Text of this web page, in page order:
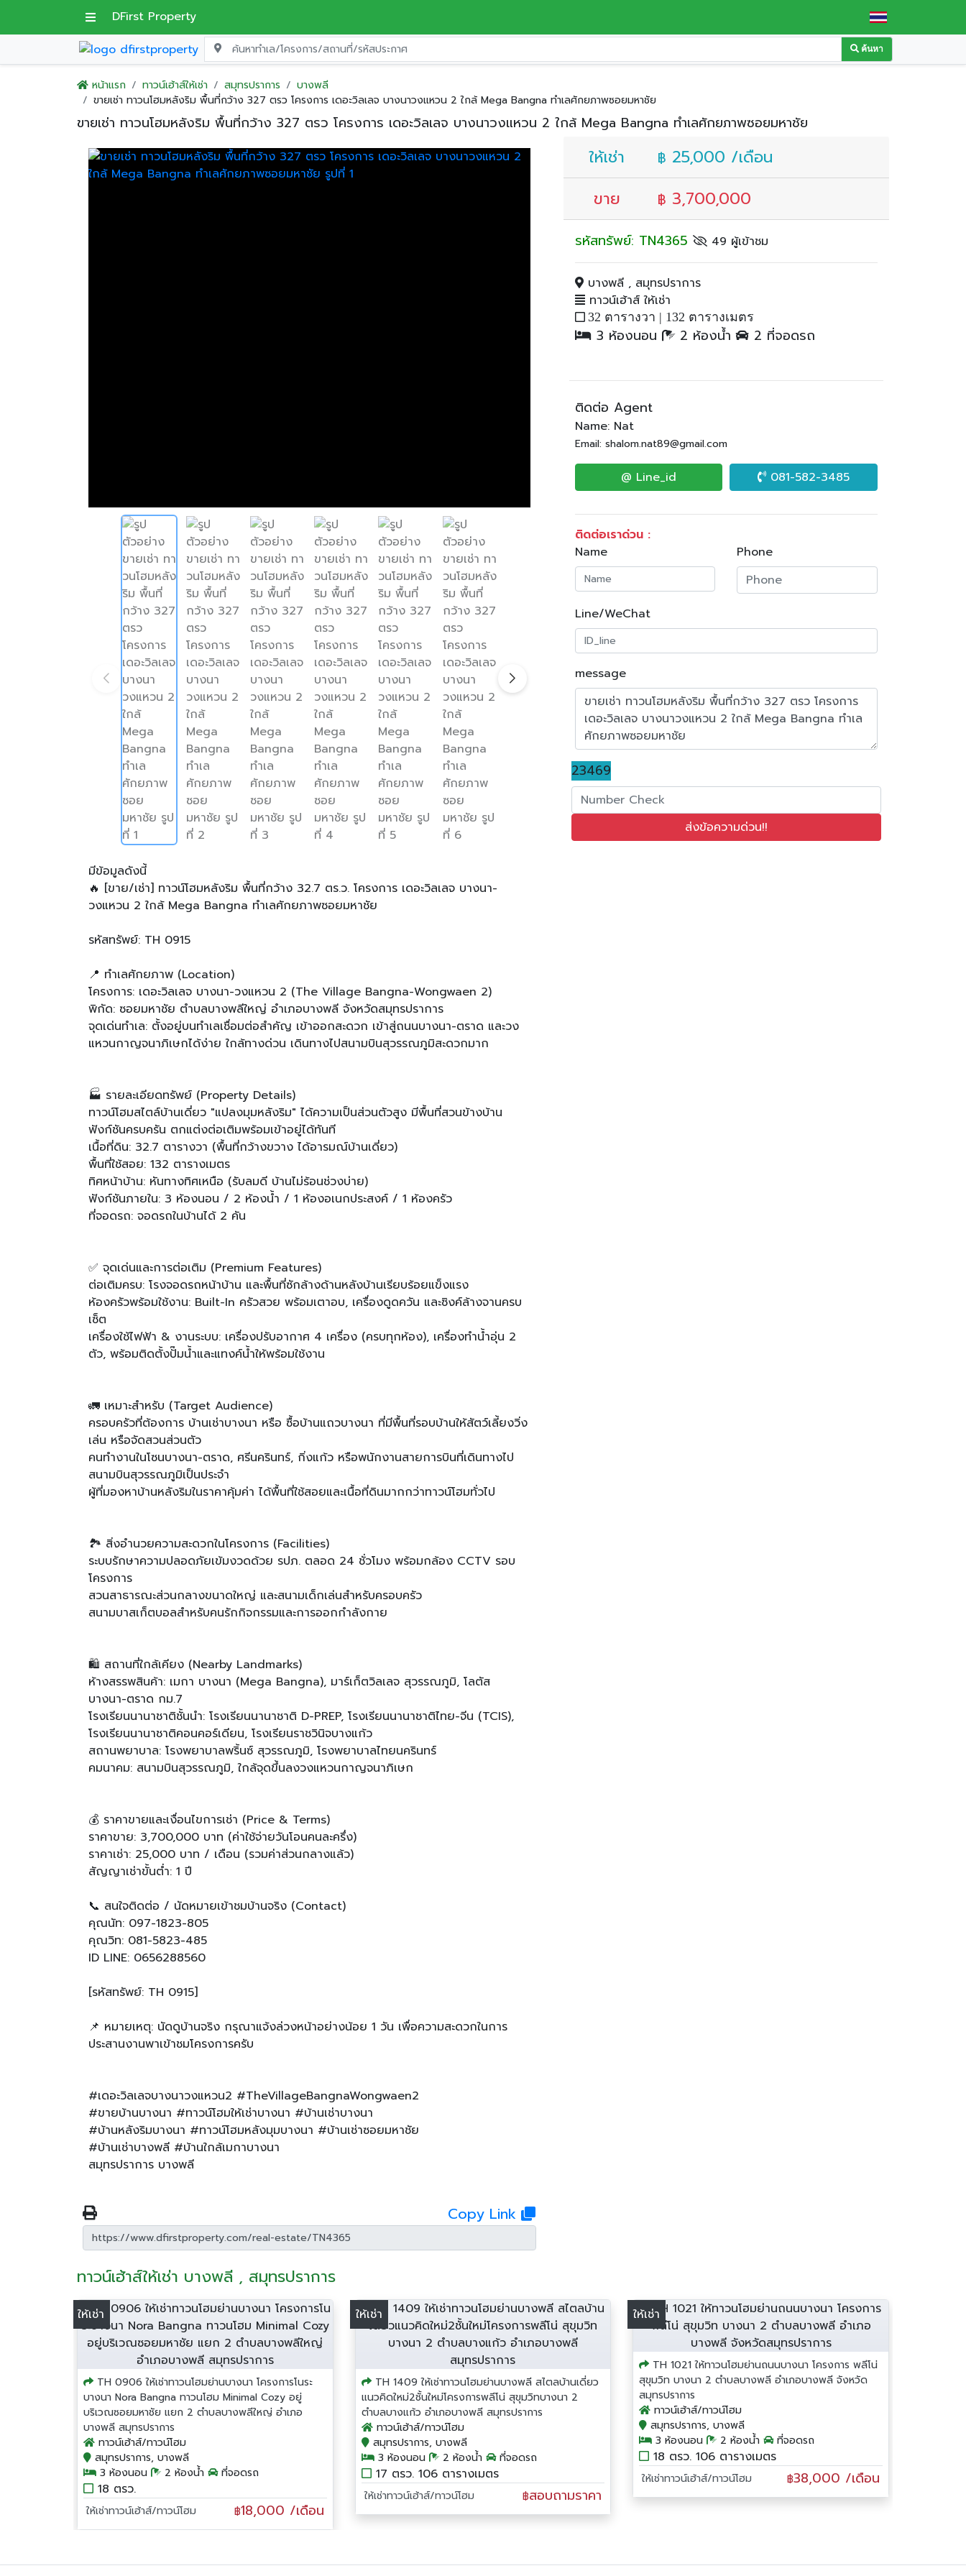
DFirst Property
ค้นหา
หน้าแรก ทาวน์เฮ้าส์ให้เช่า สมุทรปราการ
บางพลี
ขายเช่า ทาวนโฮมหลังริม พื้นที่กว้าง 327 ตรว โครงการ เดอะวิลเลจ บางนาวงแหวน 2 ใกล้ Mega Bangna ทำเลศักยภาพซอยมหาชัย
ขายเช่า ทาวนโฮมหลังริม พื้นที่กว้าง 327 ตรว โครงการ เดอะวิลเลจ บางนาวงแหวน 2 ใกล้ Mega Bangna ทำเลศักยภาพซอยมหาชัย
มีข้อมูลดังนี้
🔥 [ขาย/เช่า] ทาวน์โฮมหลังริม พื้นที่กว้าง 32.7 ตร.ว. โครงการ เดอะวิลเลจ บางนา-
วงแหวน 2 ใกล้ Mega Bangna ทำเลศักยภาพซอยมหาชัย
รหัสทรัพย์: TH 0915
📍 ทำเลศักยภาพ (Location)
โครงการ: เดอะวิลเลจ บางนา-วงแหวน 2 (The Village Bangna-Wongwaen 2)
พิกัด: ซอยมหาชัย ตำบลบางพลีใหญ่ อำเภอบางพลี จังหวัดสมุทรปราการ
จุดเด่นทำเล: ตั้งอยู่บนทำเลเชื่อมต่อสำคัญ เข้าออกสะดวก เข้าสู่ถนนบางนา-ตราด และวง
แหวนกาญจนาภิเษกได้ง่าย ใกล้ทางด่วน เดินทางไปสนามบินสุวรรณภูมิสะดวกมาก
🏭 รายละเอียดทรัพย์ (Property Details)
ทาวน์โฮมสไตล์บ้านเดี่ยว "แปลงมุมหลังริม" ได้ความเป็นส่วนตัวสูง มีพื้นที่สวนข้างบ้าน
ฟังก์ชันครบครัน ตกแต่งต่อเติมพร้อมเข้าอยู่ได้ทันที
เนื้อที่ดิน: 32.7 ตารางวา (พื้นที่กว้างขวาง ได้อารมณ์บ้านเดี่ยว)
พื้นที่ใช้สอย: 132 ตารางเมตร
ทิศหน้าบ้าน: หันทางทิศเหนือ (รับลมดี บ้านไม่ร้อนช่วงบ่าย)
ฟังก์ชันภายใน: 3 ห้องนอน / 2 ห้องน้ำ / 1 ห้องอเนกประสงค์ / 1 ห้องครัว
ที่จอดรถ: จอดรถในบ้านได้ 2 คัน
✅ จุดเด่นและการต่อเติม (Premium Features)
ต่อเติมครบ: โรงจอดรถหน้าบ้าน และพื้นที่ซักล้างด้านหลังบ้านเรียบร้อยแข็งแรง
ห้องครัวพร้อมใช้งาน: Built-In ครัวสวย พร้อมเตาอบ, เครื่องดูดควัน และซิงค์ล้างจานครบ
เซ็ต
เครื่องใช้ไฟฟ้า & งานระบบ: เครื่องปรับอากาศ 4 เครื่อง (ครบทุกห้อง), เครื่องทำน้ำอุ่น 2
ตัว, พร้อมติดตั้งปั๊มน้ำและแทงค์น้ำให้พร้อมใช้งาน
🚛 เหมาะสำหรับ (Target Audience)
ครอบครัวที่ต้องการ บ้านเช่าบางนา หรือ ซื้อบ้านแถวบางนา ที่มีพื้นที่รอบบ้านให้สัตว์เลี้ยงวิ่ง
เล่น หรือจัดสวนส่วนตัว
คนทำงานในโซนบางนา-ตราด, ศรีนครินทร์, กิ่งแก้ว หรือพนักงานสายการบินที่เดินทางไป
สนามบินสุวรรณภูมิเป็นประจำ
ผู้ที่มองหาบ้านหลังริมในราคาคุ้มค่า ได้พื้นที่ใช้สอยและเนื้อที่ดินมากกว่าทาวน์โฮมทั่วไป
🏞️ สิ่งอำนวยความสะดวกในโครงการ (Facilities)
ระบบรักษาความปลอดภัยเข้มงวดด้วย รปภ. ตลอด 24 ชั่วโมง พร้อมกล้อง CCTV รอบ
โครงการ
สวนสาธารณะส่วนกลางขนาดใหญ่ และสนามเด็กเล่นสำหรับครอบครัว
สนามบาสเก็ตบอลสำหรับคนรักกิจกรรมและการออกกำลังกาย
🛍️ สถานที่ใกล้เคียง (Nearby Landmarks)
ห้างสรรพสินค้า: เมกา บางนา (Mega Bangna), มาร์เก็ตวิลเลจ สุวรรณภูมิ, โลตัส
บางนา-ตราด กม.7
โรงเรียนนานาชาติชั้นนำ: โรงเรียนนานาชาติ D-PREP, โรงเรียนนานาชาติไทย-จีน (TCIS),
โรงเรียนนานาชาติคอนคอร์เดียน, โรงเรียนราชวินิจบางแก้ว
สถานพยาบาล: โรงพยาบาลพริ้นซ์ สุวรรณภูมิ, โรงพยาบาลไทยนครินทร์
คมนาคม: สนามบินสุวรรณภูมิ, ใกล้จุดขึ้นลงวงแหวนกาญจนาภิเษก
💰 ราคาขายและเงื่อนไขการเช่า (Price & Terms)
ราคาขาย: 3,700,000 บาท (ค่าใช้จ่ายวันโอนคนละครึ่ง)
ราคาเช่า: 25,000 บาท / เดือน (รวมค่าส่วนกลางแล้ว)
สัญญาเช่าขั้นต่ำ: 1 ปี
📞 สนใจติดต่อ / นัดหมายเข้าชมบ้านจริง (Contact)
คุณนัท: 097-1823-805
คุณวิท: 081-5823-485
ID LINE: 0656288560
[รหัสทรัพย์: TH 0915]
📌 หมายเหตุ: นัดดูบ้านจริง กรุณาแจ้งล่วงหน้าอย่างน้อย 1 วัน เพื่อความสะดวกในการ
ประสานงานพาเข้าชมโครงการครับ
#เดอะวิลเลจบางนาวงแหวน2 #TheVillageBangnaWongwaen2
#ขายบ้านบางนา #ทาวน์โฮมให้เช่าบางนา #บ้านเช่าบางนา
#บ้านหลังริมบางนา #ทาวน์โฮมหลังมุมบางนา #บ้านเช่าซอยมหาชัย
#บ้านเช่าบางพลี #บ้านใกล้เมกาบางนา
สมุทรปราการ บางพลี
Copy Link
ให้เช่า ฿ 25,000 /เดือน
ขาย
฿ 3,700,000
รหัสทรัพย์: TN4365 49 ผู้เข้าชม
บางพลี , สมุทรปราการ
ทาวน์เฮ้าส์ ให้เช่า
32 ตารางวา | 132 ตารางเมตร
3 ห้องนอน 2 ห้องน้ำ 2 ที่จอดรถ
ติดต่อ Agent
Name: Nat
Email: shalom.nat89@gmail.com
@ Line_id 081-582-3485
ติดต่อเราด่วน :
Name
Phone
Line/WeChat
message
23469
ทาวน์เฮ้าส์ให้เช่า บางพลี , สมุทรปราการ
ให้เช่า
TH 0906 ให้เช่าทาวนโฮมย่านบางนา โครงการโนระ
บางนา Nora Bangna ทาวนโฮม Minimal Cozy อยู่
บริเวณซอยมหาชัย แยก 2 ตำบลบางพลีใหญ่ อำเภอ
บางพลี สมุทรปราการ
ทาวน์เฮ้าส์/ทาวน์โฮม
สมุทรปราการ, บางพลี
3 ห้องนอน
2 ห้องน้ำ ที่จอดรถ
18 ตรว.
ให้เช่าทาวน์เฮ้าส์/ทาวน์โฮม ฿18,000 /เดือน
ให้เช่า
TH 1409 ให้เช่าทาวนโฮมย่านบางพลี สไตลบ้านเดี่ยว
แนวคิดใหม่2ชั้นใหม่โครงการพลีโน่ สุขุมวิทบางนา 2
ตำบลบางแก้ว อำเภอบางพลี สมุทรปราการ
ทาวน์เฮ้าส์/ทาวน์โฮม
สมุทรปราการ, บางพลี
3 ห้องนอน
2 ห้องน้ำ ที่จอดรถ
17 ตรว. 106 ตารางเมตร
ให้เช่าทาวน์เฮ้าส์/ทาวน์โฮม ฿สอบถามราคา
ให้เช่า
TH 1021 ให้ทาวนโฮมย่านถนนบางนา โครงการ พลีโน่
สุขุมวิท บางนา 2 ตำบลบางพลี อำเภอบางพลี จังหวัด
สมุทรปราการ
ทาวน์เฮ้าส์/ทาวน์โฮม
สมุทรปราการ, บางพลี
3 ห้องนอน
2 ห้องน้ำ ที่จอดรถ
18 ตรว. 106 ตารางเมตร
ให้เช่าทาวน์เฮ้าส์/ทาวน์โฮม ฿38,000 /เดือน